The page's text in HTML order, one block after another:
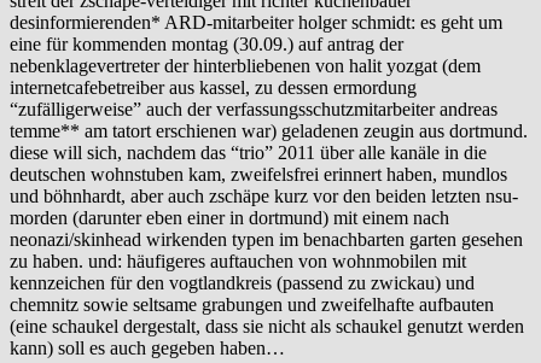
desinformierenden* ARD-mitarbeiter holger schmidt: es geht um
eine für kommenden montag (30.09.) auf antrag der
nebenklagevertreter der hinterbliebenen von halit yozgat (dem
internetcafebetreiber aus kassel, zu dessen ermordung
“zufälligerweise” auch der verfassungsschutzmitarbeiter andreas
temme** am tatort erschienen war) geladenen zeugin aus dortmund.
diese will sich, nachdem das “trio” 2011 über alle kanäle in die
deutschen wohnstuben kam, zweifelsfrei erinnert haben, mundlos
und böhnhardt, aber auch zschäpe kurz vor den beiden letzten nsu-
morden (darunter eben einer in dortmund) mit einem nach
neonazi/skinhead wirkenden typen im benachbarten garten gesehen
zu haben. und: häufigeres auftauchen von wohnmobilen mit
kennzeichen für den vogtlandkreis (passend zu zwickau) und
chemnitz sowie seltsame grabungen und zweifelhafte aufbauten
(eine schaukel dergestalt, dass sie nicht als schaukel genutzt werden
kann) soll es auch gegeben haben…